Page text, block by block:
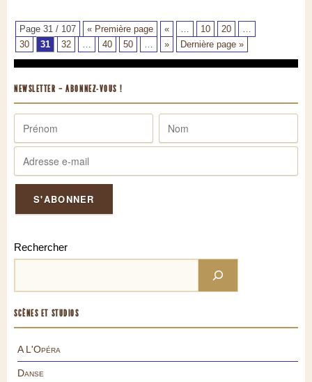
Page 31 / 107 « Première page « … 10 20
…
30
31 32 … 40 50 … » Dernière page »
NEWSLETTER – ABONNEZ-VOUS !
Rechercher
SCÈNES ET STUDIOS
A L'Opéra
Danse